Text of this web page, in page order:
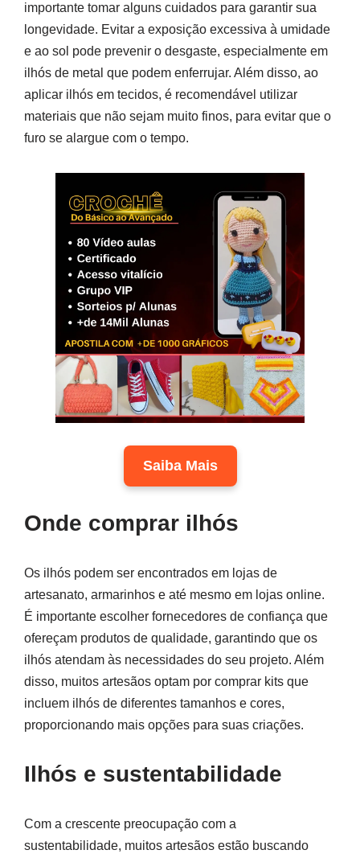
importante tomar alguns cuidados para garantir sua
longevidade. Evitar a exposição excessiva à umidade
e ao sol pode prevenir o desgaste, especialmente em
ilhós de metal que podem enferrujar. Além disso, ao
aplicar ilhós em tecidos, é recomendável utilizar
materiais que não sejam muito finos, para evitar que o
furo se alargue com o tempo.
Saiba Mais
Onde comprar ilhós
Os ilhós podem ser encontrados em lojas de
artesanato, armarinhos e até mesmo em lojas online.
É importante escolher fornecedores de confiança que
ofereçam produtos de qualidade, garantindo que os
ilhós atendam às necessidades do seu projeto. Além
disso, muitos artesãos optam por comprar kits que
incluem ilhós de diferentes tamanhos e cores,
proporcionando mais opções para suas criações.
Ilhós e sustentabilidade
Com a crescente preocupação com a
sustentabilidade, muitos artesãos estão buscando